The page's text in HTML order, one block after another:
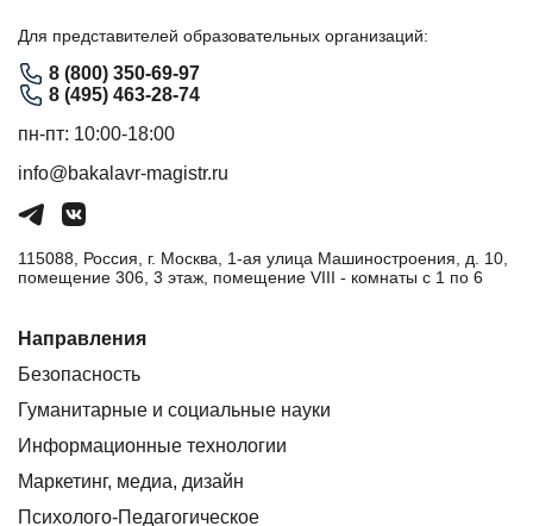
Для представителей образовательных организаций:
8 (800) 350-69-97
8 (495) 463-28-74
пн-пт: 10:00-18:00
info@bakalavr-magistr.ru
115088, Россия, г. Москва, 1-ая улица Машиностроения, д. 10,
помещение 306, 3 этаж, помещение VIII - комнаты с 1 по 6
Направления
Безопасность
Гуманитарные и социальные науки
Информационные технологии
Маркетинг, медиа, дизайн
Психолого-Педагогическое